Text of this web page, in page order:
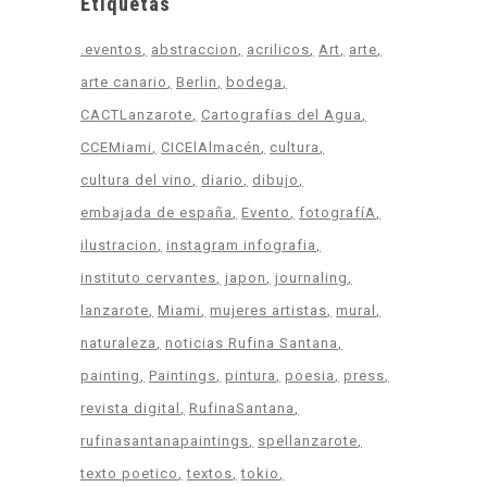
.eventos abstraccion acrilicos Art
arte
arte canario
Berlin
bodega
CACTLanzarote
Cartografias del Agua
CCEMiami
CICElAlmacén
cultura
cultura del vino
diario
dibujo
embajada de españa
Evento
fotografíA
ilustracion
instagram infografia
instituto cervantes japon
journaling
lanzarote Miami mujeres artistas mural
naturaleza
noticias Rufina Santana
painting
Paintings pintura poesia
press
revista digital
RufinaSantana
rufinasantanapaintings
spellanzarote
texto poetico
textos tokio